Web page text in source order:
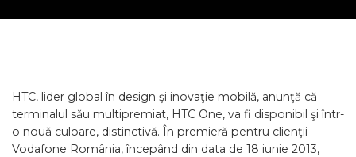
HTC, lider global în design şi inovaţie mobilă, anunţă că
terminalul său multipremiat, HTC One, va fi disponibil şi într-
o nouă culoare, distinctivă. În premieră pentru clienţii
Vodafone România, începând din data de 18 iunie 2013,